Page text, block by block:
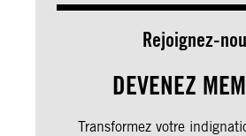
Rejoignez-
DEVENEZ
Transformez votre